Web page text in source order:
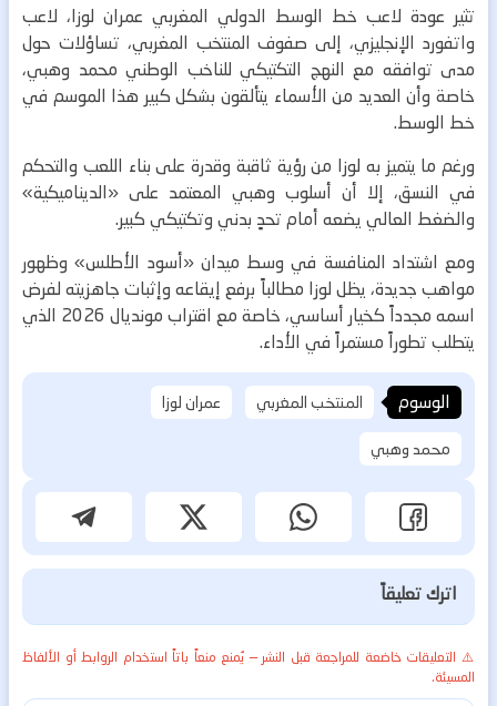
تثير عودة لاعب خط الوسط الدولي المغربي عمران لوزا، لاعب
واتفورد الإنجليزي، إلى صفوف المنتخب المغربي، تساؤلات حول
مدى توافقه مع النهج التكتيكي للناخب الوطني محمد وهبي،
خاصة وأن العديد من الأسماء يتألقون بشكل كبير هذا الموسم في
خط الوسط.
ورغم ما يتميز به لوزا من رؤية ثاقبة وقدرة على بناء اللعب والتحكم
في النسق، إلا أن أسلوب وهبي المعتمد على «الديناميكية»
والضغط العالي يضعه أمام تحدٍ بدني وتكتيكي كبير.
ومع اشتداد المنافسة في وسط ميدان «أسود الأطلس» وظهور
مواهب جديدة، يظل لوزا مطالباً برفع إيقاعه وإثبات جاهزيته لفرض
اسمه مجدداً كخيار أساسي، خاصة مع اقتراب مونديال 2026 الذي
يتطلب تطوراً مستمراً في الأداء.
الوسوم المنتخب المغربي
عمران لوزا
محمد وهبي
اترك تعليقاً
⚠️ التعليقات خاضعة للمراجعة قبل النشر — يُمنع منعاً باتاً استخدام الروابط أو الألفاظ
المسيئة.